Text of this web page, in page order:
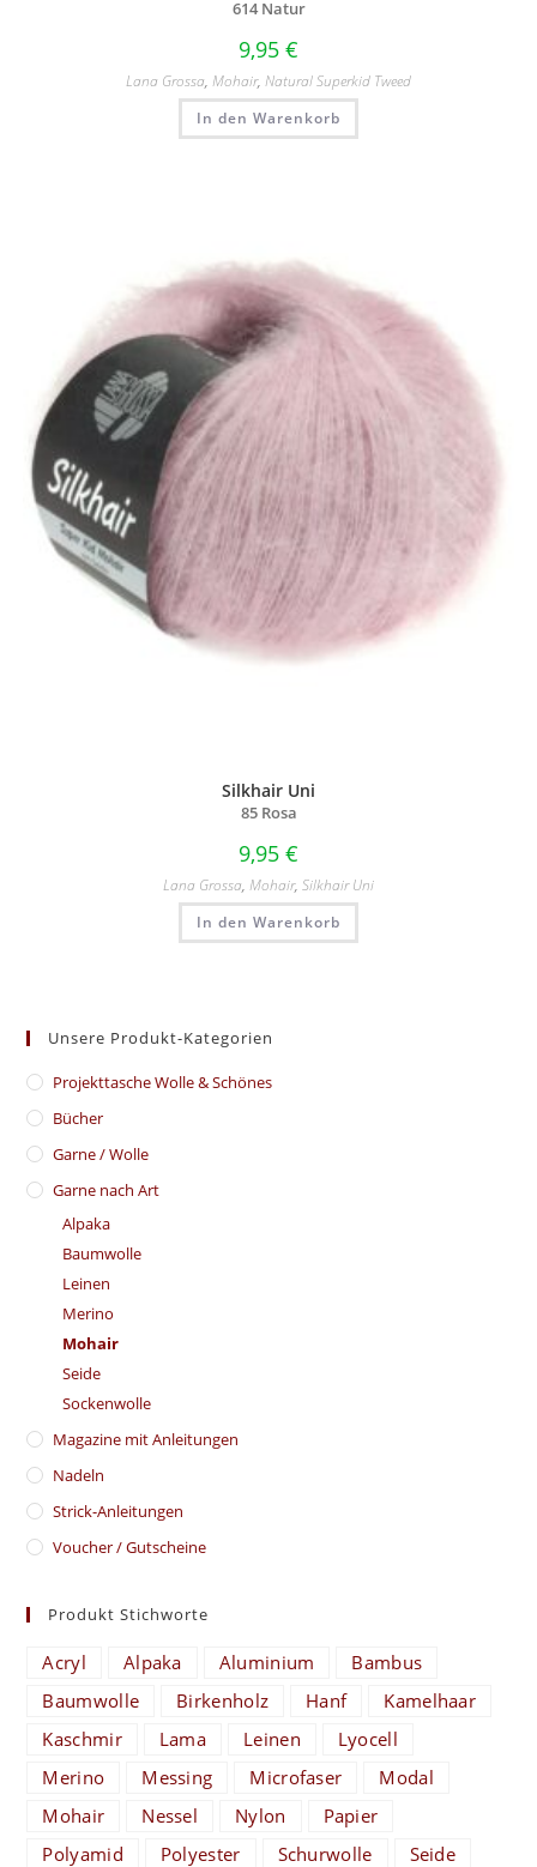
614 Natur
9,95 €
Lana Grossa, Mohair, Natural Superkid Tweed
In den Warenkorb
Silkhair Uni
85 Rosa
9,95 €
Lana Grossa, Mohair, Silkhair Uni
In den Warenkorb
Unsere Produkt-Kategorien
​Projekttasche Wolle & Schönes
Bücher
Garne / Wolle
Garne nach Art
Alpaka
Baumwolle
Leinen
Merino
Mohair
Seide
Sockenwolle
Magazine mit Anleitungen
Nadeln
Strick-Anleitungen
Voucher / Gutscheine
Produkt Stichworte
Acryl Alpaka Aluminium
Bambus
Baumwolle
Birkenholz Hanf
Kamelhaar
Kaschmir
Lama Leinen
Lyocell
Merino
Messing Microfaser
Modal
Mohair
Nessel Nylon
Papier
Polyamid
Polyester Schurwolle
Seide